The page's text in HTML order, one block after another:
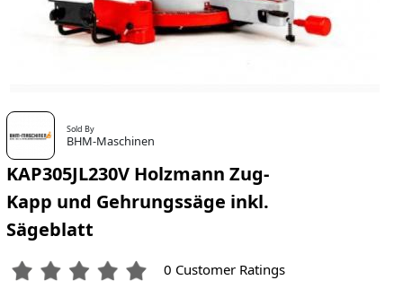
Sold By
BHM-Maschinen
KAP305JL230V Holzmann Zug-
Kapp und Gehrungssäge inkl.
Sägeblatt
0 Customer Ratings